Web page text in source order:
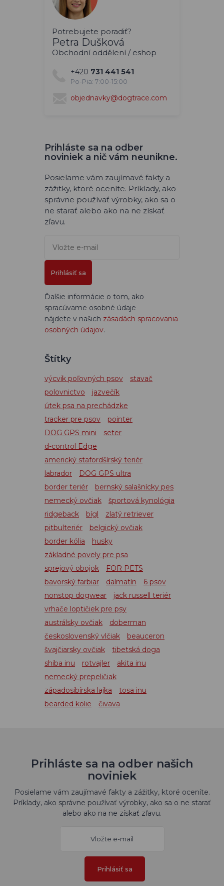
Potrebujete poradiť?
Petra Dušková
Obchodní oddělení / eshop
+420 731 441 541
Po-Pia: 7:00-15:00
objednavky@dogtrace.com
Prihláste sa na odber
noviniek a nič vám neunikne.
Posielame vám zaujímavé fakty a
zážitky, ktoré oceníte. Príklady, ako
správne používať výrobky, ako sa o
ne starať alebo ako na ne získať
zľavu.
Prihlásiť sa
Ďalšie informácie o tom, ako
spracúvame osobné údaje
nájdete v našich zásadách spracovania
osobných údajov.
Štítky
výcvik poľovných psov
stavač
polovnictvo
jazvečík
útek psa na prechádzke
tracker pre psov
pointer
DOG GPS mini
seter
d-control Edge
americký stafordšírský teriér
labrador
DOG GPS ultra
border teriér
bernský salašnícky pes
nemecký ovčiak
športová kynológia
ridgeback
bígl
zlatý retriever
pitbulteriér
belgický ovčiak
border kólia
husky
základné povely pre psa
sprejový obojok
FOR PETS
bavorský farbiar
dalmatín
6 psov
nonstop dogwear
jack russell teriér
vrhače loptičiek pre psy
austrálsky ovčiak
doberman
československý vlčiak
beauceron
švajčiarsky ovčiak
tibetská doga
shiba inu
rotvajler
akita inu
nemecký prepeličiak
západosibírska lajka
tosa inu
bearded kolie
čivava
Prihláste sa na odber našich
noviniek
Posielame vám zaujímavé fakty a zážitky, ktoré oceníte.
Príklady, ako správne používať výrobky, ako sa o ne starať
alebo ako na ne získať zľavu.
Prihlásiť sa